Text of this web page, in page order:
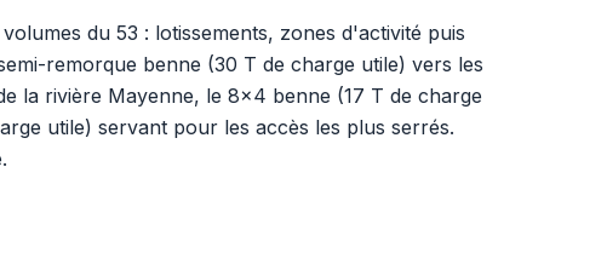
du 53 : lotissements, zones d'activité puis
remorque benne (30 T de charge utile) vers les
la rivière Mayenne, le 8x4 benne (17 T de charge
utile) servant pour les accès les plus serrés.